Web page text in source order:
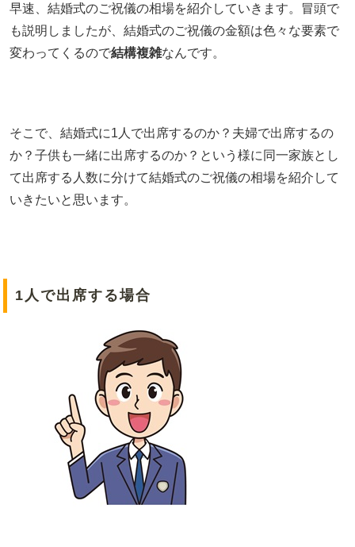
早速、結婚式のご祝儀の相場を紹介していきます。冒頭で
も説明しましたが、結婚式のご祝儀の金額は色々な要素で
変わってくるので結構複雑なんです。
そこで、結婚式に1人で出席するのか？夫婦で出席するの
か？子供も一緒に出席するのか？という様に同一家族とし
て出席する人数に分けて結婚式のご祝儀の相場を紹介して
いきたいと思います。
1人で出席する場合